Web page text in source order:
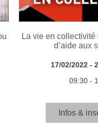
La vie en
d’aide aux
17/02/2022 -
09:30 -
Infos &